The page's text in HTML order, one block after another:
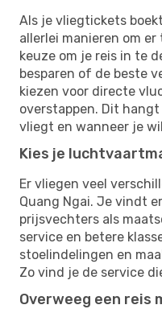
Als je vliegtickets
allerlei manieren om
keuze om je reis in te
besparen of de beste
kiezen voor directe
overstappen. Dit
vliegt en wanneer je
Kies je
Er vliegen veel
Quang Ngai. Je vindt
prijsvechters als
service en betere
stoelindelingen en
Zo vind je de service
Overweeg een reis